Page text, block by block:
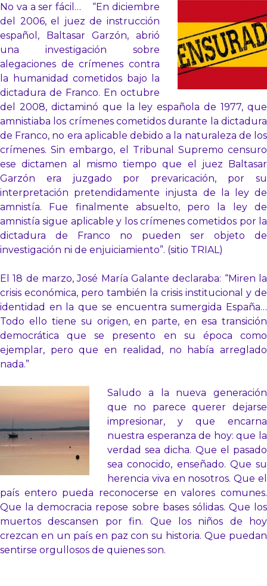
No va a ser fácil… “En diciembre
del 2006, el juez de instrucción
español, Baltasar Garzón, abrió
una investigación sobre
alegaciones de crímenes contra
la humanidad cometidos bajo la
dictadura de Franco. En octubre
del 2008, dictaminó que la ley española de 1977, que
amnistiaba los crímenes cometidos durante la dictadura
de Franco, no era aplicable debido a la naturaleza de los
crímenes. Sin embargo, el Tribunal Supremo censuro
ese dictamen al mismo tiempo que el juez Baltasar
Garzón era juzgado por prevaricación, por su
interpretación pretendidamente injusta de la ley de
amnistía. Fue finalmente absuelto, pero la ley de
amnistía sigue aplicable y los crímenes cometidos por la
dictadura de Franco no pueden ser objeto de
investigación ni de enjuiciamiento”. (sitio TRIAL)
El 18 de marzo, José María Galante declaraba: “Miren la
crisis económica, pero también la crisis institucional y de
identidad en la que se encuentra sumergida España…
Todo ello tiene su origen, en parte, en esa transición
democrática que se presento en su época como
ejemplar, pero que en realidad, no había arreglado
nada.”
Saludo a la nueva generación
que no parece querer dejarse
impresionar, y que encarna
nuestra esperanza de hoy: que la
verdad sea dicha. Que el pasado
sea conocido, enseñado. Que su
herencia viva en nosotros. Que el
país entero pueda reconocerse en valores comunes.
Que la democracia repose sobre bases sólidas. Que los
muertos descansen por fin. Que los niños de hoy
crezcan en un país en paz con su historia. Que puedan
sentirse orgullosos de quienes son.